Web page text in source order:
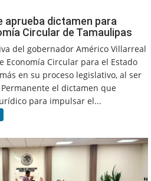
aprueba dictamen para
Circular de Tamaulipas
del gobernador Américo Villarreal
Economía Circular para el Estado
en su proceso legislativo, al ser
el dictamen que
para impulsar el...